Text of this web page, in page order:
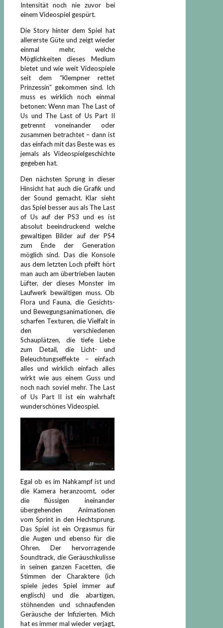
Intensität noch nie zuvor bei
einem Videospiel gespürt.
Die Story hinter dem Spiel hat
allererste Güte und zeigt wieder
einmal mehr, welche
Möglichkeiten dieses Medium
bietet und wie weit Videospiele
seit dem “Klempner rettet
Prinzessin” gekommen sind. Ich
muss es wirklich noch einmal
betonen: Wenn man The Last of
Us und The Last of Us Part II
getrennt voneinander oder
zusammen betrachtet – dann ist
das einfach mit das Beste was es
jemals als Videospielgeschichte
gegeben hat.
Den nächsten Sprung in dieser
Hinsicht hat auch die Grafik und
der Sound gemacht. Klar sieht
das Spiel besser aus als The Last
of Us auf der PS3 und es ist
absolut beeindruckend welche
gewaltigen Bilder auf der PS4
zum Ende der Generation
möglich sind. Das die Konsole
aus dem letzten Loch pfeift hört
man auch am übertrieben lauten
Lüfter, der dieses Monster im
Laufwerk bewältigen muss. Ob
Flora und Fauna, die Gesichts-
und Bewegungsanimationen, die
scharfen Texturen, die Vielfalt in
den verschiedenen
Schauplätzen, die tiefe Liebe
zum Detail, die Licht- und
Beleuchtungseffekte – einfach
alles und wirklich einfach alles
wirkt wie aus einem Guss und
noch nach soviel mehr. The Last
of Us Part II ist ein wahrhaft
wunderschönes Videospiel.
Egal ob es im Nahkampf ist und
die Kamera heranzoomt, oder
die flüssigen ineinander
übergehenden Animationen
vom Sprint in den Hechtsprung.
Das Spiel ist ein Orgasmus für
die Augen und ebenso für die
Ohren. Der hervorragende
Soundtrack, die Geräuschkulisse
in seinen ganzen Facetten, die
Stimmen der Charaktere (ich
spiele jedes Spiel immer auf
englisch) und die abartigen,
stöhnenden und schnaufenden
Geräusche der Infizierten. Mich
hat es immer mal wieder verjagt,